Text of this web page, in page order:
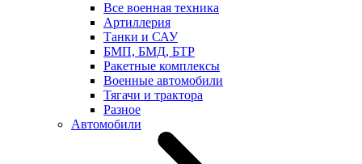
Все военная техника
Артиллерия
Танки и САУ
БМП, БМД, БТР
Ракетные комплексы
Военные автомобили
Тягачи и трактора
Разное
Автомобили